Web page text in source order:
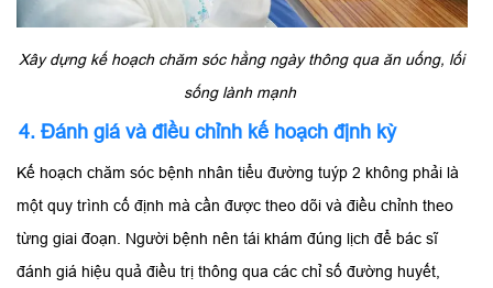
Xây dựng kế hoạch chăm sóc hằng ngày thông qua ăn uống, lối
sống lành mạnh
4. Đánh giá và điều chỉnh kế hoạch định kỳ
Kế hoạch chăm sóc bệnh nhân tiểu đường tuýp 2 không phải là
một quy trình cố định mà cần được theo dõi và điều chỉnh theo
từng giai đoạn. Người bệnh nên tái khám đúng lịch để bác sĩ
đánh giá hiệu quả điều trị thông qua các chỉ số đường huyết,